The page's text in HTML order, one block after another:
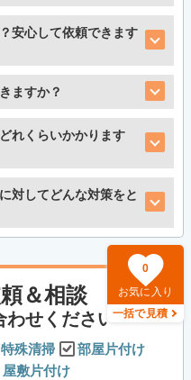
安心して依頼できます
ますか？
れくらいかかります
対してどんな対策をと
0
お気に入り
一括で見積
＆相談
わせください
特殊清掃
部屋片付け
敷片付け